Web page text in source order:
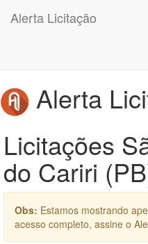
Alerta Licitação
Alerta
Licitações
do Cariri
Obs: Estamos mostrando
acesso completo, assine o